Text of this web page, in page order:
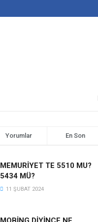
Yorumlar En Son
MEMURİYET TE 5510 MU?
5434 MÜ?
11 ŞUBAT 2024